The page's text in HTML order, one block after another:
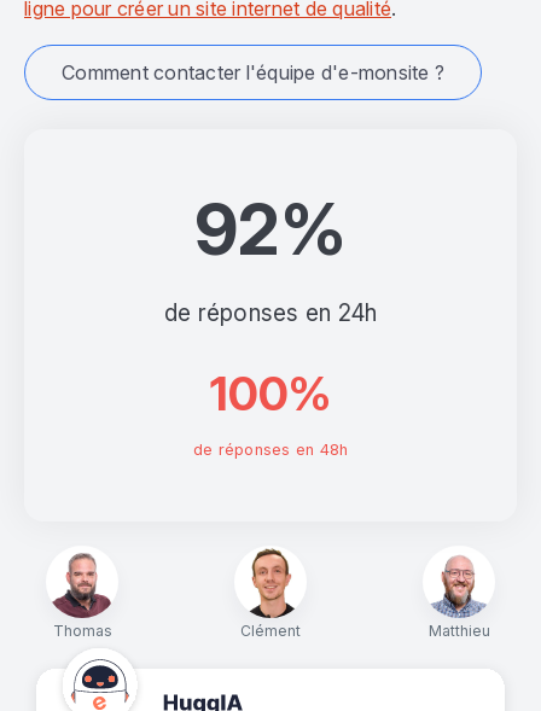
Thomas Clément Matthieu
92%
de réponses en 24h
100%
de réponses en 48h
ligne pour créer un site internet de qualité.
Comment contacter l'équipe d'e-monsite ?